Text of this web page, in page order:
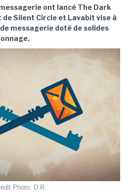
ont lancé The Dark
Silent Circle et Lavabit vise à
messagerie doté de solides
Photo: D.R.